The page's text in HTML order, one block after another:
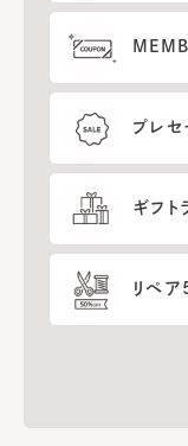
プレ
ギフト
リペ